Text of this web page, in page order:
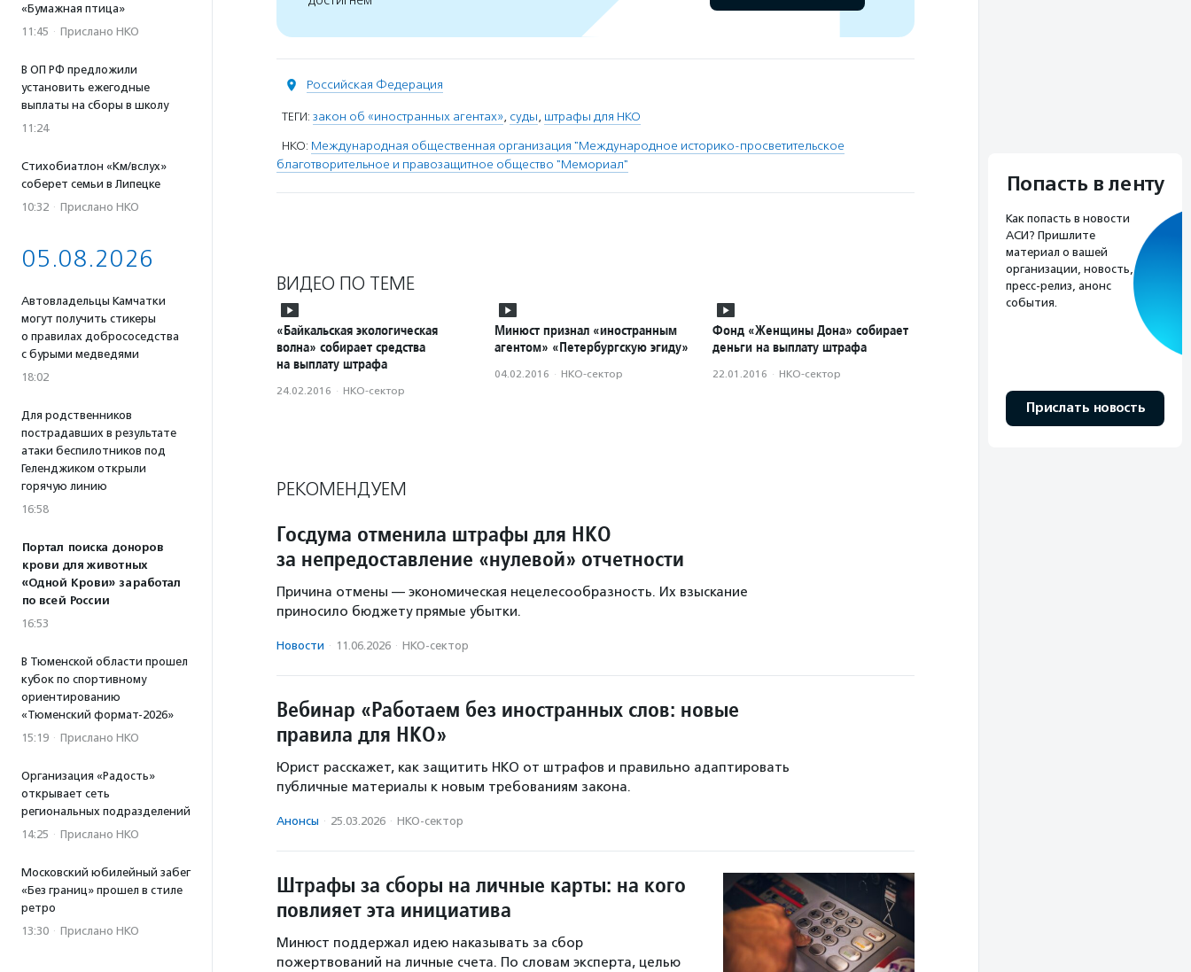
«Бумажная птица»
11:45 · Прислано НКО
В ОП РФ предложили
установить ежегодные
выплаты на сборы в школу
11:24
Стихобиатлон «Км/вслух»
соберет семьи в Липецке
10:32 · Прислано НКО
05.08.2026
Автовладельцы Камчатки
могут получить стикеры
о правилах добрососедства
с бурыми медведями
18:02
Для родственников
пострадавших в результате
атаки беспилотников под
Геленджиком открыли
горячую линию
16:58
Портал поиска доноров
крови для животных
«Одной Крови» заработал
по всей России
16:53
В Тюменской области прошел
кубок по спортивному
ориентированию
«Тюменский формат-2026»
15:19 · Прислано НКО
Организация «Радость»
открывает сеть
региональных подразделений
14:25 · Прислано НКО
Московский юбилейный забег
«Без границ» прошел в стиле
ретро
13:30 · Прислано НКО
Российская Федерация
ТЕГИ: закон об «иностранных агентах», суды, штрафы для НКО
НКО: Международная общественная организация "Международное историко-просветительское
благотворительное и правозащитное общество "Мемориал"
ВИДЕО ПО ТЕМЕ
«Байкальская экологическая
волна» собирает средства
на выплату штрафа
24.02.2016 · НКО-сектор
Минюст признал «иностранным
агентом» «Петербургскую эгиду»
04.02.2016 · НКО-сектор
Фонд «Женщины Дона» собирает
деньги на выплату штрафа
22.01.2016 · НКО-сектор
РЕКОМЕНДУЕМ
Госдума отменила штрафы для НКО
за непредоставление «нулевой» отчетности
Причина отмены — экономическая нецелесообразность. Их взыскание
приносило бюджету прямые убытки.
Новости · 11.06.2026 · НКО-сектор
Вебинар «Работаем без иностранных слов: новые
правила для НКО»
Юрист расскажет, как защитить НКО от штрафов и правильно адаптировать
публичные материалы к новым требованиям закона.
Анонсы · 25.03.2026 · НКО-сектор
Штрафы за сборы на личные карты: на кого
повлияет эта инициатива
Минюст поддержал идею наказывать за сбор
пожертвований на личные счета. По словам эксперта, целью
Попасть в ленту
Как попасть в новости
АСИ? Пришлите
материал о вашей
организации, новость,
пресс-релиз, анонс
события.
Прислать новость